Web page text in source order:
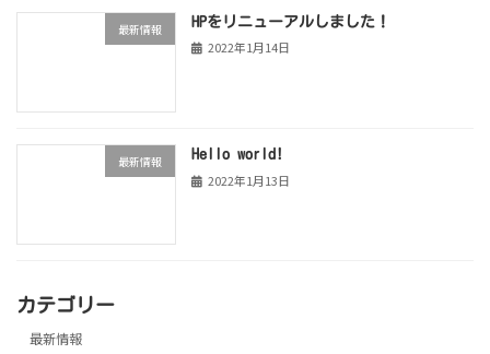
最新情報 HPをリニューアルしました！
2022年1月14日
最新情報 Hello world!
2022年1月13日
カテゴリー
最新情報